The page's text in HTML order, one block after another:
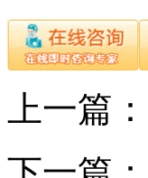
上一篇：